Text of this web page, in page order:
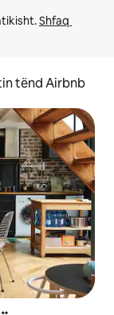
Shfaq
tënd Airbnb